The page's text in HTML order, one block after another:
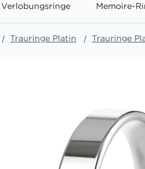
Verlobungsringe Memoire-
Trauringe Platin Trauringe